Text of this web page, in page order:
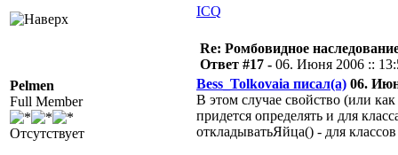
ICQ
Pelmen
Full Member
Отсутствует
Re: Ромбовидное
Ответ #17 - 06. Июня 2006 ::
Bess_Tolkovaia писал(а) 06.
В этом случае свойство (или
придется определять и для
откладыватьЯйца() - для